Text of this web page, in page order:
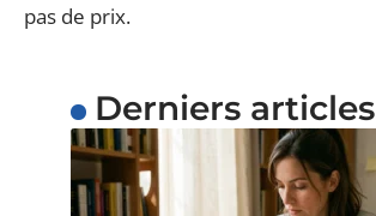
pas de prix.
Derniers articles